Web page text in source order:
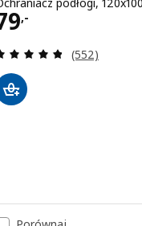
podłogi,
,- 79,-
Recenzja:
(552)